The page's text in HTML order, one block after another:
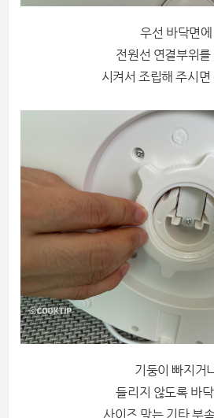
우선 바닥면에
전원선 연결부위를
시켜서 조립해 주시면
기둥이 빠지거
들리지 않도록 바닥
사이즈 맞는 기타 부